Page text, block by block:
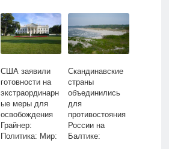
Россия: Lenta.ru
Lenta.ru
США заявили
готовности на
экстраординарн
ые меры для
освобождения
Грайнер:
Политика: Мир:
Скандинавские
страны
объединились
для
противостояния
России на
Балтике: